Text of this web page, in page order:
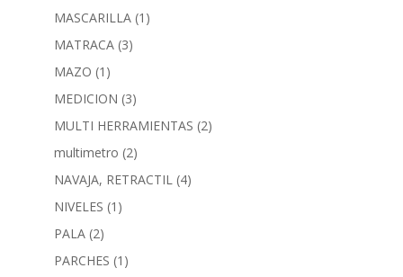
MASCARILLA (1)
MATRACA (3)
MAZO (1)
MEDICION (3)
MULTI HERRAMIENTAS (2)
multimetro (2)
NAVAJA, RETRACTIL (4)
NIVELES (1)
PALA (2)
PARCHES (1)